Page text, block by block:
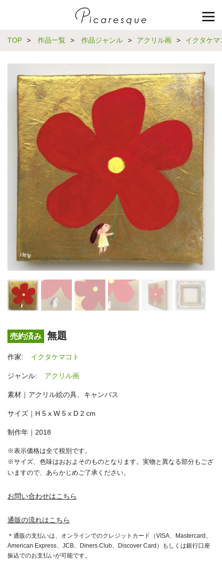
TOP > 作品一覧 > 作品ジャンル > アクリル画 > イクタケマ
売約済み 無題
作家: イクタケマコト
ジャンル: アクリル画
素材｜アクリル絵の具、キャンバス
サイズ｜H 5 x W 5 x D 2 cm
制作年｜2018
※表示価格は全て税別です。
※サイズ、色味はおおよそのものとなります。実物と異なる部分もござ
いますので、あらかじめご了承ください。
お問い合わせはこちら
通販の流れはこちら
＊通販の支払いは、オンラインでのクレジットカード（VISA、Mastercard、
American Express、JCB、Diners Club、Discover Card）もしくは銀行口座
振込でのお支払いが可能です。